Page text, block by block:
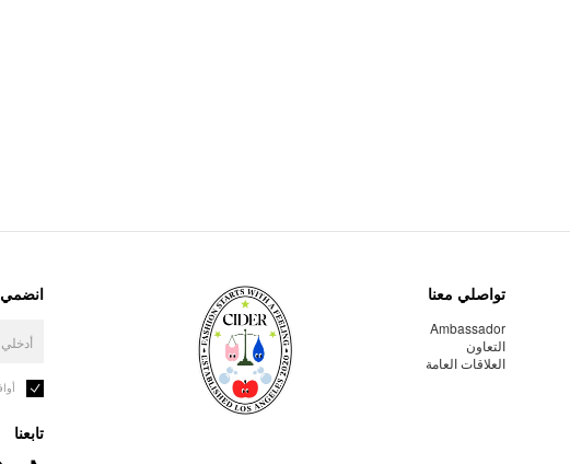
تواصلي معنا
Ambassador
التعاون
العلاقات العامة
انضمي
تابعنا